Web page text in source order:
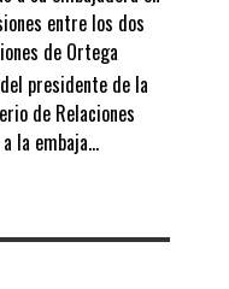
entre los dos
de Ortega
presidente de la
de Relaciones
la embaja...